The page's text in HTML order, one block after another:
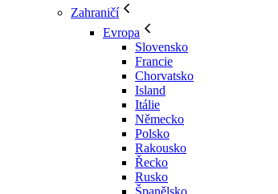
Zahraničí
Evropa
Slovensko
Francie
Chorvatsko
Island
Itálie
Německo
Polsko
Rakousko
Řecko
Rusko
Španělsko